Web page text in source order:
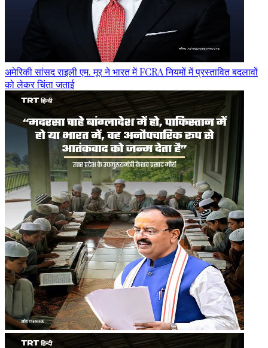
अमेरिकी सांसद राइली एम. मूर ने भारत में FCRA नियमों में प्रस्तावित बदलावों
को लेकर चिंता जताई